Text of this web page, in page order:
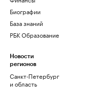
Биографии
База знаний
РБК Образование
Новости
регионов
Санкт-Петербург
и область